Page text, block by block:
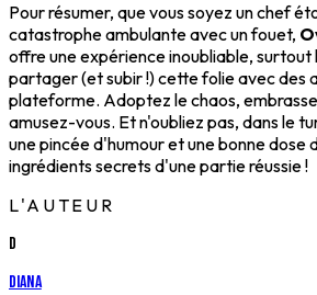
Pour résumer, que vous soyez un chef
catastrophe ambulante avec un fouet,
offre une expérience inoubliable, surtout
partager (et subir !) cette folie avec des
plateforme. Adoptez le chaos,
amusez-vous. Et n'oubliez pas, dans le
une pincée d'humour et une bonne dose
ingrédients secrets d'une partie réussie !
L'AUTEUR
D
Diana